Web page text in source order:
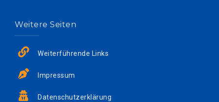
Weitere Seiten
Weiterführende Links
Impressum
Datenschutzerklärung